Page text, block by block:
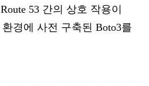
53 간의 상호 작용이
경에 사전 구축된 Boto3를